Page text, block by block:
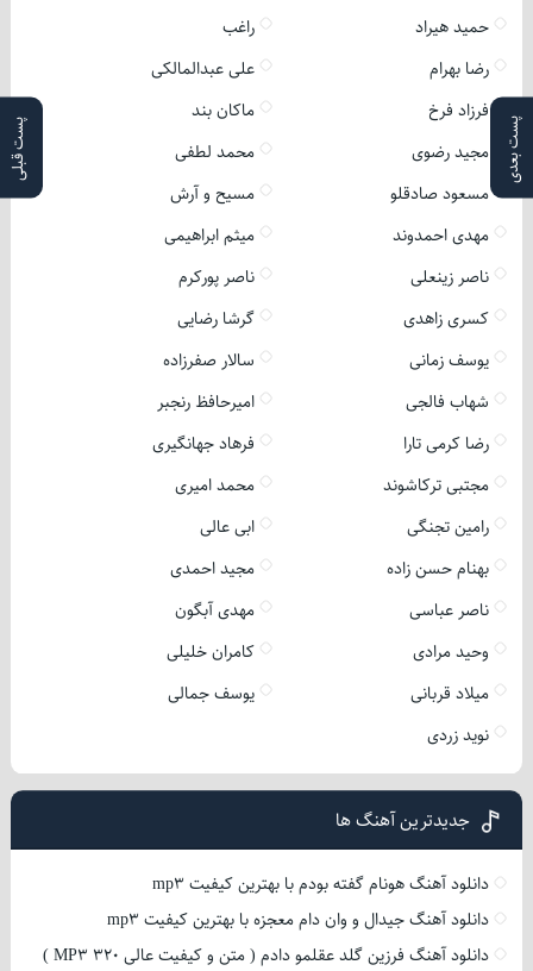
پست بعدی پست قبلی
حمید هیراد
راغب
رضا بهرام
علی عبدالمالکی
فرزاد فرخ
ماکان بند
مجید رضوی
محمد لطفی
مسعود صادقلو
مسیح و آرش
مهدی احمدوند
میثم ابراهیمی
ناصر زینعلی
ناصر پورکرم
کسری زاهدی
گرشا رضایی
یوسف زمانی
سالار صفرزاده
شهاب فالجی
امیرحافظ رنجبر
رضا کرمی تارا
فرهاد جهانگیری
مجتبی ترکاشوند
محمد امیری
رامین تجنگی
ابی عالی
بهنام حسن زاده
مجید احمدی
ناصر عباسی
مهدی آبگون
وحید مرادی
کامران خلیلی
میلاد قربانی
یوسف جمالی
نوید زردی
جدیدترین آهنگ ها
دانلود آهنگ هونام گفته بودم با بهترین کیفیت mp3
دانلود آهنگ جیدال و وان دام معجزه با بهترین کیفیت mp3
دانلود آهنگ فرزین گلد عقلمو دادم ( متن و کیفیت عالی 320 MP3 )